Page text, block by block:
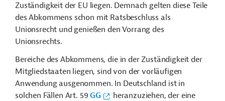
Zuständigkeit der EU liegen. Demnach gelten diese Teile
des Abkommens schon mit Ratsbeschluss als
Unionsrecht und genießen den Vorrang des
Unionsrechts.
Bereiche des Abkommens, die in der Zuständigkeit der
Mitgliedstaaten liegen, sind von der vorläufigen
Anwendung ausgenommen. In Deutschland ist in
solchen Fällen Art. 59GG
heranzuziehen, der eine